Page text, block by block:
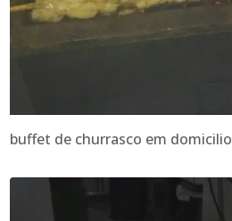
buffet de churrasco em domicilio